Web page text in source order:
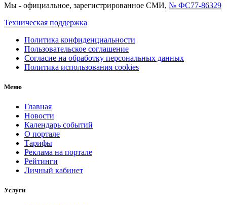
Мы - официальное, зарегистрированное СМИ, № ФС77-86329
Техническая поддержка
Политика конфиденциальности
Пользовательское соглашение
Согласие на обработку персональных данных
Политика использования cookies
Меню
Главная
Новости
Календарь событий
О портале
Тарифы
Реклама на портале
Рейтинги
Личный кабинет
Услуги